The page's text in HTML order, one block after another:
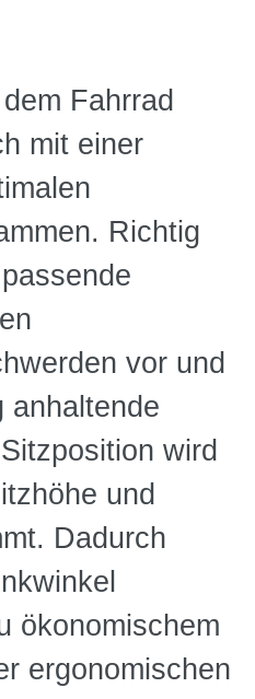
Fahrrad
mit einer
Richtig
vor und
anhaltende
wird
und
Dadurch
ökonomischem
ergonomischen